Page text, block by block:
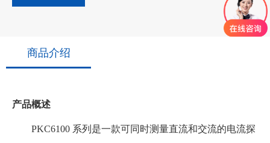
商品介绍
产品概述
PKC6100 系列是一款可同时测量直流和交流的电流探